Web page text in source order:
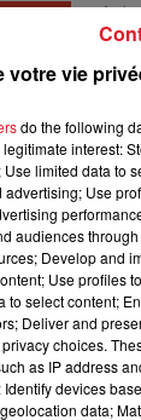
: Il fait
5/6 à
fois-ci, il
******
direct des
(R1) : 101
*************
votre vie
do the following
interest:
limited data to
Use
audiences
Develop and
Use profiles
to select content;
Deliver and
choices.
as IP address
devices
data;